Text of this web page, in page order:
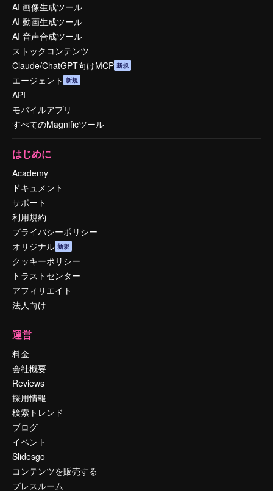
AI 画像生成ツール
AI 動画生成ツール
AI 音声合成ツール
ストックコンテンツ
Claude/ChatGPT向けMCP 新規
エージェント 新規
API
モバイルアプリ
すべてのMagnificツール
はじめに
Academy
ドキュメント
サポート
利用規約
プライバシーポリシー
オリジナル 新規
クッキーポリシー
トラストセンター
アフィリエイト
法人向け
運営
料金
会社概要
Reviews
採用情報
検索トレンド
ブログ
イベント
Slidesgo
コンテンツを販売する
プレスルーム